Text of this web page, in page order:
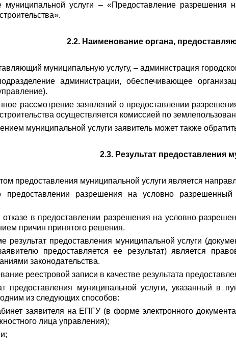
муниципальной услуги – «Предоставление разрешения
2.2. Наименование органа,
муниципальную услугу, – администрация
администрации, обеспечивающее
рассмотрение заявлений о предоставлении
осуществляется комиссией по
муниципальной услуги заявитель может также
2.3. Результат предоставления
предоставления муниципальной услуги является
разрешения на условно разрешенный
в предоставлении разрешения на условно
причин принятого решения.
результат предоставления муниципальной услуги
предоставляется ее результат) является
законодательства.
реестровой записи в качестве результата
предоставления муниципальной услуги, указанный в
из следующих способов:
заявителя на ЕПГУ (в форме электронного
лица управления);